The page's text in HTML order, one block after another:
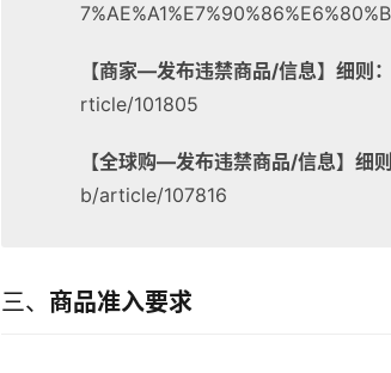
【商家—发布违禁商品/信息】细则：
rticle/101805
【全球购—发布违禁商品/信息】细则
b/article/107816
三、 商品准入要求